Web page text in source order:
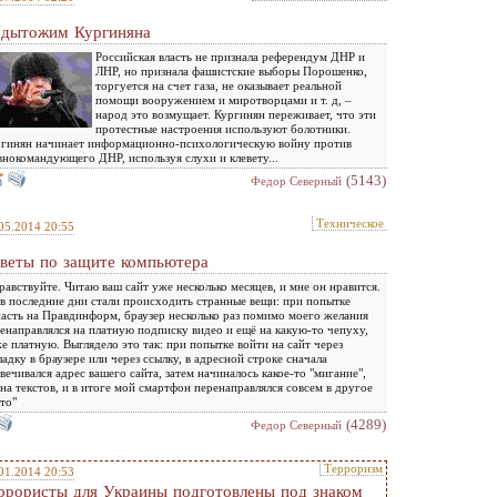
Кургиняна
Российская власть не признала референдум ДНР и
ЛНР, но признала фашистские выборы Порошенко,
торгуется на счет газа, не оказывает реальной
помощи вооружением и миротворцами и т. д, –
народ это возмущает. Кургинян переживает, что эти
протестные настроения используют болотники.
начинает информационно-психологическую войну против
ДНР, используя слухи и клевету...
Федор Северный (5143)
20:55 Техническое
по защите компьютера
Читаю ваш сайт уже несколько месяцев, и мне он нравится.
последние дни стали происходить странные вещи: при попытке
на Правдинформ, браузер несколько раз помимо моего желания
на платную подписку видео и ещё на какую-то чепуху,
платную. Выглядело это так: при попытке войти на сайт через
в браузере или через ссылку, в адресной строке сначала
адрес вашего сайта, затем начиналось какое-то "мигание",
текстов, и в итоге мой смартфон перенаправлялся совсем в другое
Федор Северный (4289)
20:53 Терроризм
для Украины подготовлены под знаком